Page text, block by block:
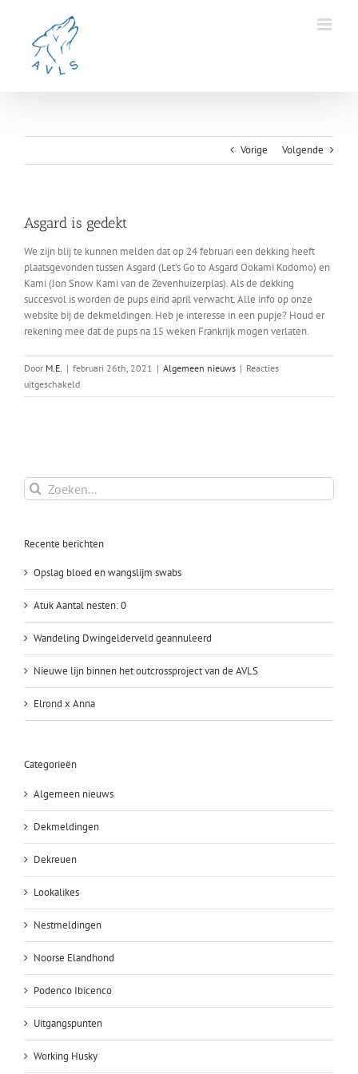
Vorige Volgende
Asgard is gedekt
We zijn blij te kunnen melden dat op 24 februari een dekking heeft
plaatsgevonden tussen Asgard (Let’s Go to Asgard Ookami Kodomo) en
Kami (Jon Snow Kami van de Zevenhuizerplas). Als de dekking
succesvol is worden de pups eind april verwacht. Alle info op onze
website bij de dekmeldingen. Heb je interesse in een pupje? Houd er
rekening mee dat de pups na 15 weken Frankrijk mogen verlaten.
Door M.E. | februari 26th, 2021 | Algemeen nieuws | Reacties
uitgeschakeldvoor
Asgard
Zoeken
naar:
Recente berichten
Opslag bloed en wangslijm swabs
Atuk Aantal nesten: 0
Wandeling Dwingelderveld geannuleerd
Nieuwe lijn binnen het outcrossproject van de AVLS
Elrond x Anna
Categorieën
Algemeen nieuws
Dekmeldingen
Dekreuen
Lookalikes
Nestmeldingen
Noorse Elandhond
Podenco Ibicenco
Uitgangspunten
Working Husky